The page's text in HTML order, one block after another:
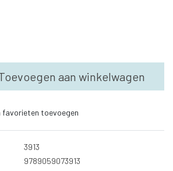
aan winkelwagen
favorieten toevoegen
3913
9789059073913